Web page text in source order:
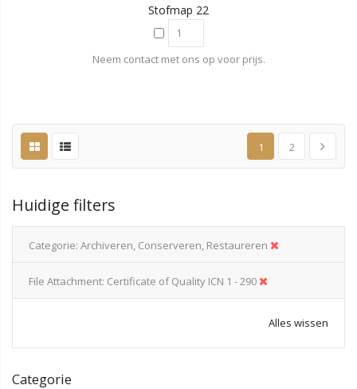
Stofmap 22
Neem contact met ons op voor prijs.
1 2
Huidige filters
Categorie Archiveren, Conserveren, Restaureren
File Attachment Certificate of Quality ICN 1 - 290
Alles wissen
Categorie